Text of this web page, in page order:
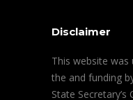
Disclaimer
This website
the and funding
State Secretary’s